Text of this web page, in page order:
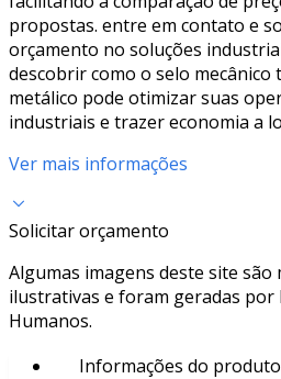
propostas. entre em contato e
orçamento no soluções
descobrir como o selo mecânico
metálico pode otimizar suas
industriais e trazer economia a
Ver mais informações
Solicitar orçamento
Algumas imagens deste site são
ilustrativas e foram geradas por
Humanos.
Informações do produto